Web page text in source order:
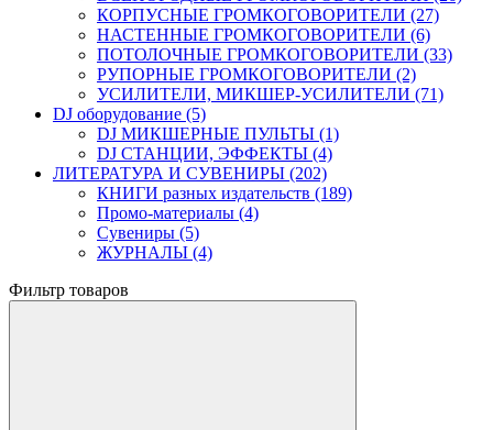
КОРПУСНЫЕ ГРОМКОГОВОРИТЕЛИ (27)
НАСТЕННЫЕ ГРОМКОГОВОРИТЕЛИ (6)
ПОТОЛОЧНЫЕ ГРОМКОГОВОРИТЕЛИ (33)
РУПОРНЫЕ ГРОМКОГОВОРИТЕЛИ (2)
УСИЛИТЕЛИ, МИКШЕР-УСИЛИТЕЛИ (71)
DJ оборудование (5)
DJ МИКШЕРНЫЕ ПУЛЬТЫ (1)
DJ СТАНЦИИ, ЭФФЕКТЫ (4)
ЛИТЕРАТУРА И СУВЕНИРЫ (202)
КНИГИ разных издательств (189)
Промо-материалы (4)
Сувениры (5)
ЖУРНАЛЫ (4)
Фильтр товаров